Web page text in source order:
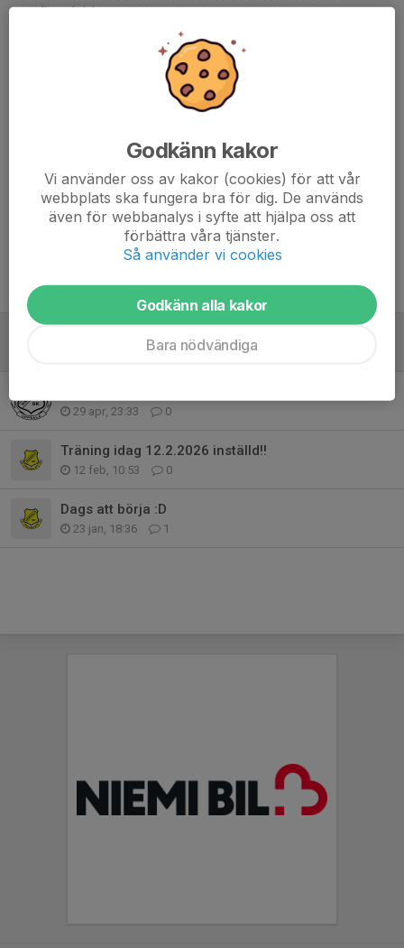
samtliga aktiviteter.
Vi önskar er alla en riktigt fin och avkopplande sommar och ser
fram emot att ses igen i augusti!
Dela nyhet
Tidigare nyheter
0
29 apr, 23:33 0
Träning idag 12.2.2026 inställd!!
12 feb, 10:53 0
Dags att börja :D
23 jan, 18:36 1
Godkänn kakor
Vi använder oss av kakor (cookies) för att vår
webbplats ska fungera bra för dig. De används
även för webbanalys i syfte att hjälpa oss att
förbättra våra tjänster.
Så använder vi cookies
Godkänn alla kakor
Bara nödvändiga